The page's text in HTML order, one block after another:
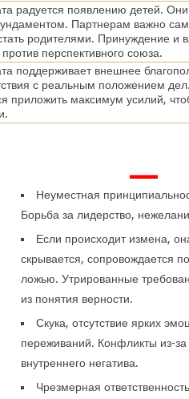
радуется появлению детей. Они
Партнерам важно
родителями. Принуждение и
перспективного союза.
поддерживает внешнее
с реальным положением
приложить максимум усилий,
—
Неуместная
Борьба за лидерство,
Если происходит измена,
скрывается, сопровождается
ложью. Утрированные
из понятия верности.
Скука, отсутствие ярких
переживаний. Конфликты из-за
внутреннего негатива.
Чрезмерная